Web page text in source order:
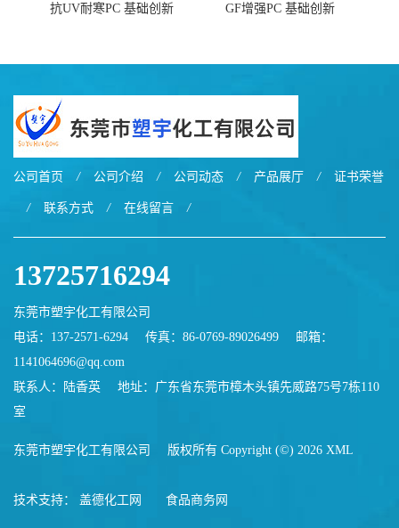
抗UV耐寒PC 基础创新
GF增强PC 基础创新
公司首页 / 公司介绍 / 公司动态 / 产品展厅 / 证书荣誉
/ 联系方式 / 在线留言 /
13725716294
东莞市塑宇化工有限公司
电话：137-2571-6294
传真：86-0769-89026499
邮箱：
1141064696@qq.com
联系人：陆香英
地址：广东省东莞市樟木头镇先威路75号7栋110
室
东莞市塑宇化工有限公司 版权所有 Copyright (©) 2026 XML
技术支持： 盖德化工网 食品商务网